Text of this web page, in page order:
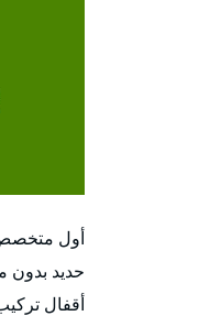
أول متخصص
حديد بدون